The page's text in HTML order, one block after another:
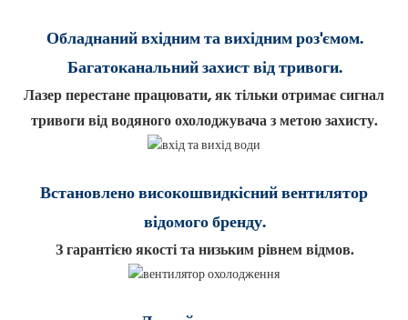
Обладнаний вхідним та вихідним роз'ємом.
Багатоканальний захист від тривоги.
Лазер перестане працювати, як тільки отримає сигнал
тривоги від водяного охолоджувача з метою захисту.
Встановлено високошвидкісний вентилятор
відомого бренду.
З гарантією якості та низьким рівнем відмов.